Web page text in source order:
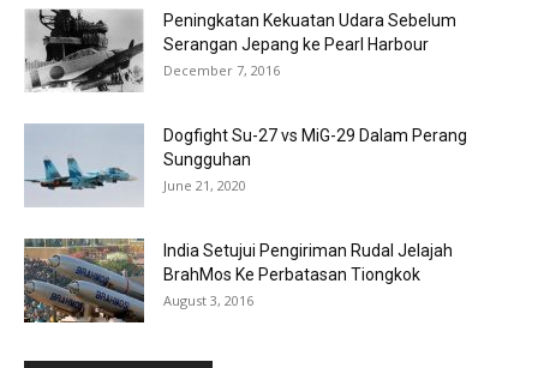
Peningkatan Kekuatan Udara Sebelum
Serangan Jepang ke Pearl Harbour
December 7, 2016
Dogfight Su-27 vs MiG-29 Dalam Perang
Sungguhan
June 21, 2020
India Setujui Pengiriman Rudal Jelajah
BrahMos Ke Perbatasan Tiongkok
August 3, 2016